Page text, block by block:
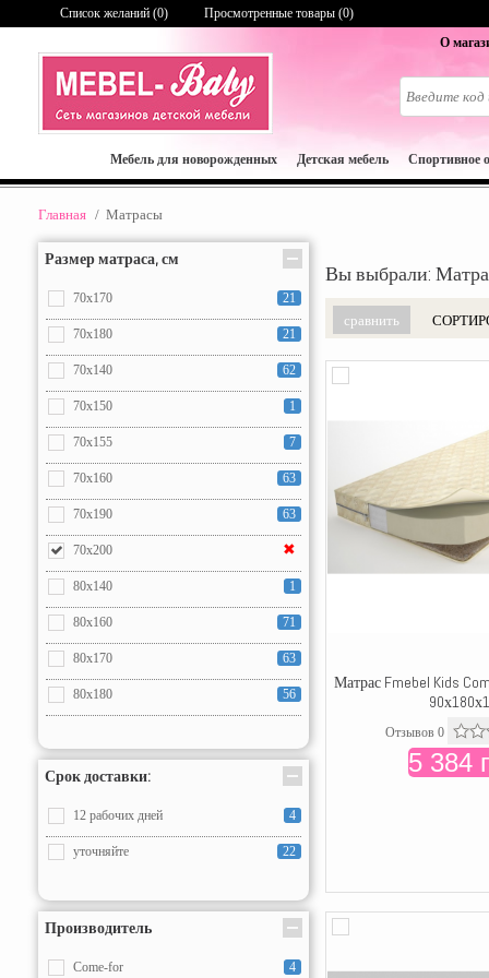
О
Список желаний (0) Просмотренные товары (0)
Мебель для новорожденных Детская мебель Спортивное
Главная / Матрасы
Размер матраса, см
70x170 21
70x180 21
70x140 62
70x150 1
70x155 7
70x160 63
70x190 63
70x200 ✖
80x140 1
80x160 71
80x170 63
80x180 56
77
90x160 7
90x180 ✖
Срок доставки:
12 рабочих дней 4
уточняйте 22
Производитель
Come-for 4
Вы выбрали:
Матрас Fmebel Kids
Отзывов 0
5 384